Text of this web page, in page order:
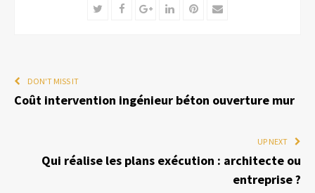
TwitterFacebookGoogle+LinkedInPinterest
Email
DON'T MISS IT
Coût intervention ingénieur béton ouverture mur
UP NEXT
Qui réalise les plans exécution : architecte ou
entreprise ?